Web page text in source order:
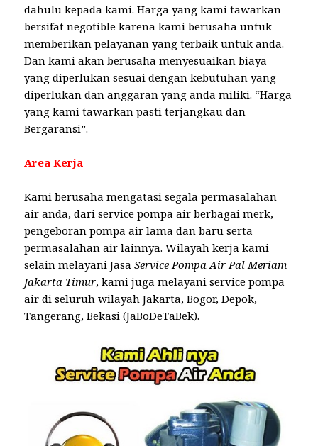
dahulu kepada kami. Harga yang kami tawarkan
bersifat negotible karena kami berusaha untuk
memberikan pelayanan yang terbaik untuk anda.
Dan kami akan berusaha menyesuaikan biaya
yang diperlukan sesuai dengan kebutuhan yang
diperlukan dan anggaran yang anda miliki. “Harga
yang kami tawarkan pasti terjangkau dan
Bergaransi”.
Area Kerja
Kami berusaha mengatasi segala permasalahan
air anda, dari service pompa air berbagai merk,
pengeboran pompa air lama dan baru serta
permasalahan air lainnya. Wilayah kerja kami
selain melayani JasaService Pompa Air Pal Meriam
Jakarta Timur, kami juga melayani service pompa
air di seluruh wilayah Jakarta, Bogor, Depok,
Tangerang, Bekasi (JaBoDeTaBek).